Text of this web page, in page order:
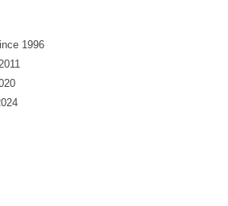
1996